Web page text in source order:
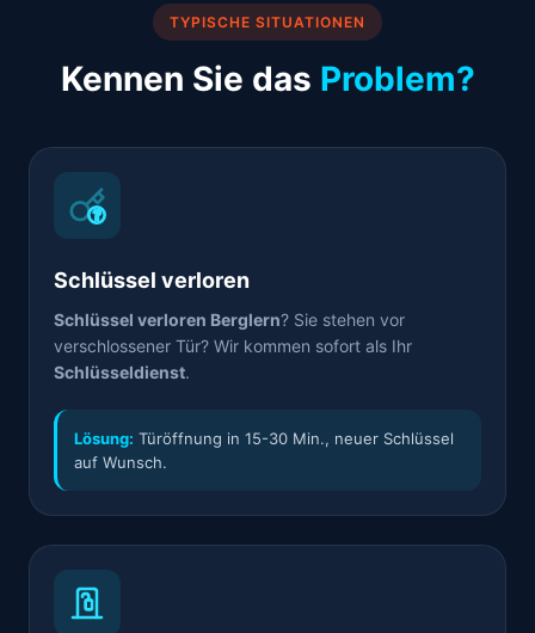
TYPISCHE SITUATIONEN
Kennen Sie das Problem?
Schlüssel verloren
Schlüssel verloren Berglern? Sie stehen vor
verschlossener Tür? Wir kommen sofort als Ihr
Schlüsseldienst.
Lösung: Türöffnung in 15-30 Min., neuer Schlüssel
auf Wunsch.